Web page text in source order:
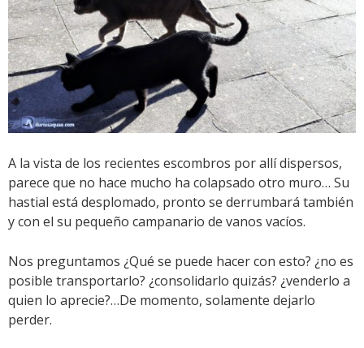
A la vista de los recientes escombros por allí dispersos,
parece que no hace mucho ha colapsado otro muro… Su
hastial está desplomado, pronto se derrumbará también
y con el su pequeño campanario de vanos vacíos.
Nos preguntamos ¿Qué se puede hacer con esto? ¿no es
posible transportarlo? ¿consolidarlo quizás? ¿venderlo a
quien lo aprecie?…De momento, solamente dejarlo
perder.